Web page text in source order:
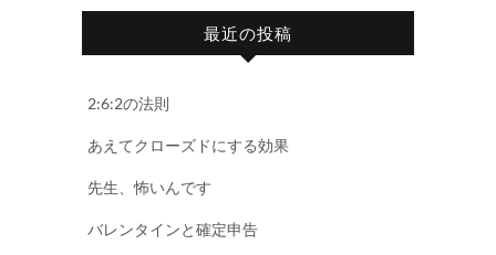
最近の投稿
2:6:2の法則
あえてクローズドにする効果
先生、怖いんです
バレンタインと確定申告